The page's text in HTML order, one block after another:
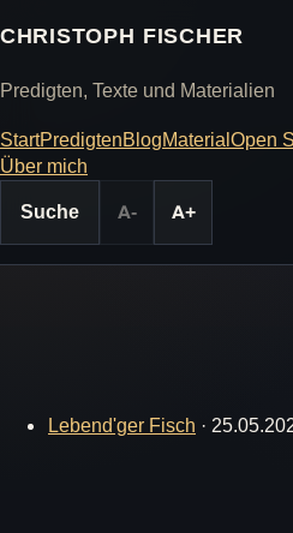
CHRISTOPH FISCHER
Predigten, Texte und Materialien
StartPredigtenBlogMaterialOpen
Über mich
Suche
A- A+
Lebend'ger Fisch ·